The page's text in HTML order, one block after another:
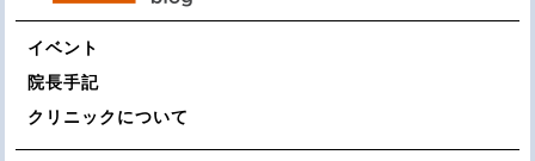
イベント
院長手記
クリニックについて